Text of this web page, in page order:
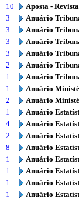
10
Aposta -
3
Anuário
3
Anuário
3
Anuário
3
Anuário
2
Anuário
1
Anuário
1
Anuário
2
Anuário
1
Anuário
4
Anuário
2
Anuário
8
Anuário
1
Anuário
1
Anuário
1
Anuário
1
Anuário